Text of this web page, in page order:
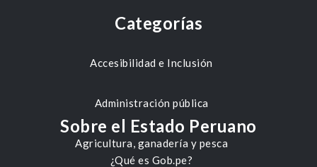
Categorías
Accesibilidad e Inclusión
Administración pública
Agricultura, ganadería y pesca
Sobre el Estado Peruano
¿Qué es Gob.pe?